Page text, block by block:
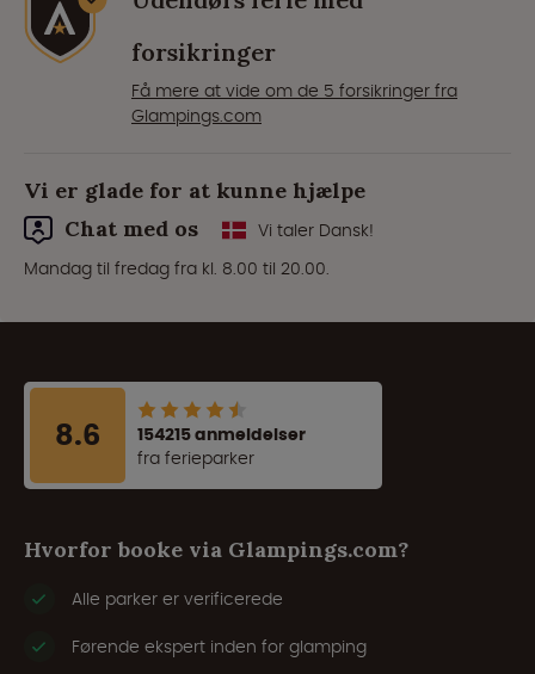
forsikringer
Få mere at vide om de 5 forsikringer fra
Glampings.com
Vi er glade for at kunne hjælpe
Chat med os
Vi taler Dansk!
Mandag til fredag fra kl. 8.00 til 20.00.
8.6
154215 anmeldelser
fra ferieparker
Hvorfor booke via Glampings.com?
Alle parker er verificerede
Førende ekspert inden for glamping